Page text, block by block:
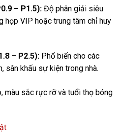
– P1.5): Độ phân giải siêu
họp VIP hoặc trung tâm chỉ huy
– P2.5): Phổ biến cho các
sân khấu sự kiện trong nhà.
màu sắc rực rỡ và tuổi thọ bóng